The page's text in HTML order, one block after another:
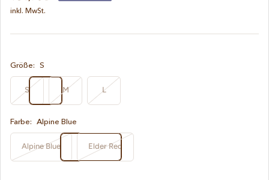
inkl. MwSt.
Größe: S
S M L
Farbe: Alpine Blue
Alpine Blue Elder Red